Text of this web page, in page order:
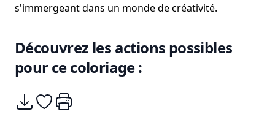
s'immergeant dans un monde de créativité.
Découvrez les actions possibles
pour ce coloriage :
Télécharger
Ajouter à mes coups de coeurs
Imprimer